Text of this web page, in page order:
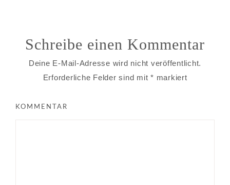
Schreibe einen Kommentar
Deine E-Mail-Adresse wird nicht veröffentlicht.
Erforderliche Felder sind mit * markiert
KOMMENTAR